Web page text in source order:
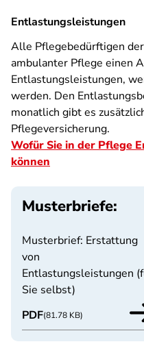
Entlastungsleistungen
Alle Pflegebedürftigen
ambulanter Pflege einen
Entlastungsleistungen,
werden. Den
monatlich gibt es
Pflegeversicherung.
Wofür Sie in der Pflege
können
Musterbriefe:
Musterbrief: Erstattung
von
Entlastungsleistungen
Sie selbst)
PDF(81.78 KB)